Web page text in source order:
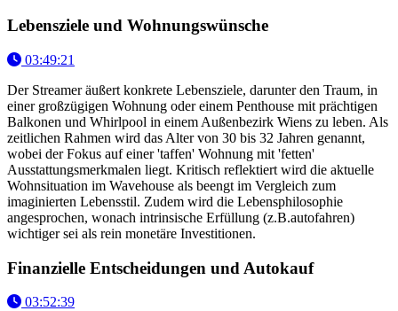
Lebensziele und Wohnungswünsche
03:49:21
Der Streamer äußert konkrete Lebensziele, darunter den Traum, in
einer großzügigen Wohnung oder einem Penthouse mit prächtigen
Balkonen und Whirlpool in einem Außenbezirk Wiens zu leben. Als
zeitlichen Rahmen wird das Alter von 30 bis 32 Jahren genannt,
wobei der Fokus auf einer 'taffen' Wohnung mit 'fetten'
Ausstattungsmerkmalen liegt. Kritisch reflektiert wird die aktuelle
Wohnsituation im Wavehouse als beengt im Vergleich zum
imaginierten Lebensstil. Zudem wird die Lebensphilosophie
angesprochen, wonach intrinsische Erfüllung (z.B.autofahren)
wichtiger sei als rein monetäre Investitionen.
Finanzielle Entscheidungen und Autokauf
03:52:39